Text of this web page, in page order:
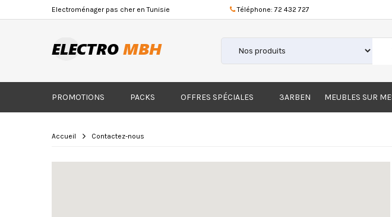
Electroménager pas cher en Tunisie Téléphone: 72 432 727
PROMOTIONS PACKS OFFRES SPÉCIALES 3ARBEN MEUBLES SUR
Accueil Contactez-nous